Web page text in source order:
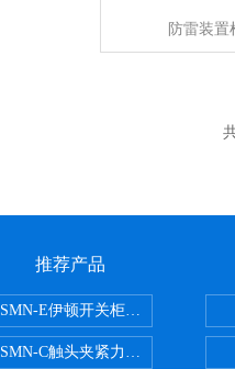
防雷装置
推荐产品
SMN-E伊顿开关柜触头夹紧力检
SMN-C触头夹紧力检测仪